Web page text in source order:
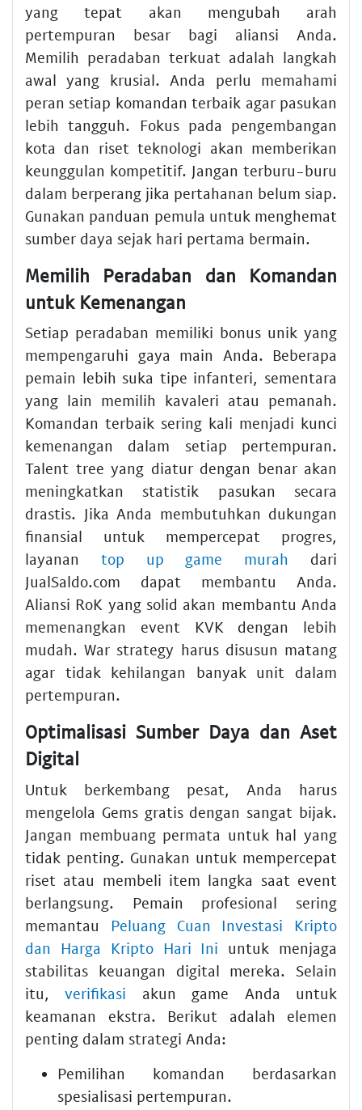
yang tepat akan mengubah arah
pertempuran besar bagi aliansi Anda.
Memilih peradaban terkuat adalah langkah
awal yang krusial. Anda perlu memahami
peran setiap komandan terbaik agar pasukan
lebih tangguh. Fokus pada pengembangan
kota dan riset teknologi akan memberikan
keunggulan kompetitif. Jangan terburu-buru
dalam berperang jika pertahanan belum siap.
Gunakan panduan pemula untuk menghemat
sumber daya sejak hari pertama bermain.
Memilih Peradaban dan Komandan
untuk Kemenangan
Setiap peradaban memiliki bonus unik yang
mempengaruhi gaya main Anda. Beberapa
pemain lebih suka tipe infanteri, sementara
yang lain memilih kavaleri atau pemanah.
Komandan terbaik sering kali menjadi kunci
kemenangan dalam setiap pertempuran.
Talent tree yang diatur dengan benar akan
meningkatkan statistik pasukan secara
drastis. Jika Anda membutuhkan dukungan
finansial untuk mempercepat progres,
layanan top up game murah dari
JualSaldo.com dapat membantu Anda.
Aliansi RoK yang solid akan membantu Anda
memenangkan event KVK dengan lebih
mudah. War strategy harus disusun matang
agar tidak kehilangan banyak unit dalam
pertempuran.
Optimalisasi Sumber Daya dan Aset
Digital
Untuk berkembang pesat, Anda harus
mengelola Gems gratis dengan sangat bijak.
Jangan membuang permata untuk hal yang
tidak penting. Gunakan untuk mempercepat
riset atau membeli item langka saat event
berlangsung. Pemain profesional sering
memantau Peluang Cuan Investasi Kripto
dan Harga Kripto Hari Ini untuk menjaga
stabilitas keuangan digital mereka. Selain
itu,verifikasi akun game Anda untuk
keamanan ekstra. Berikut adalah elemen
penting dalam strategi Anda:
Pemilihan komandan berdasarkan
spesialisasi pertempuran.